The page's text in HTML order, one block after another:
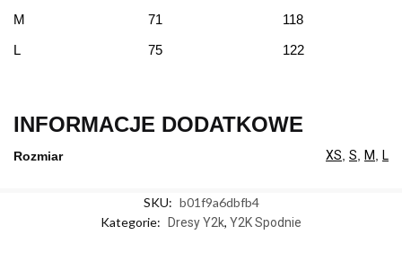
M 71
118
L
75 122
INFORMACJE DODATKOWE
Rozmiar XS S M L
SKU: b01f9a6dbfb4
Kategorie:
Dresy Y2k, Y2K Spodnie